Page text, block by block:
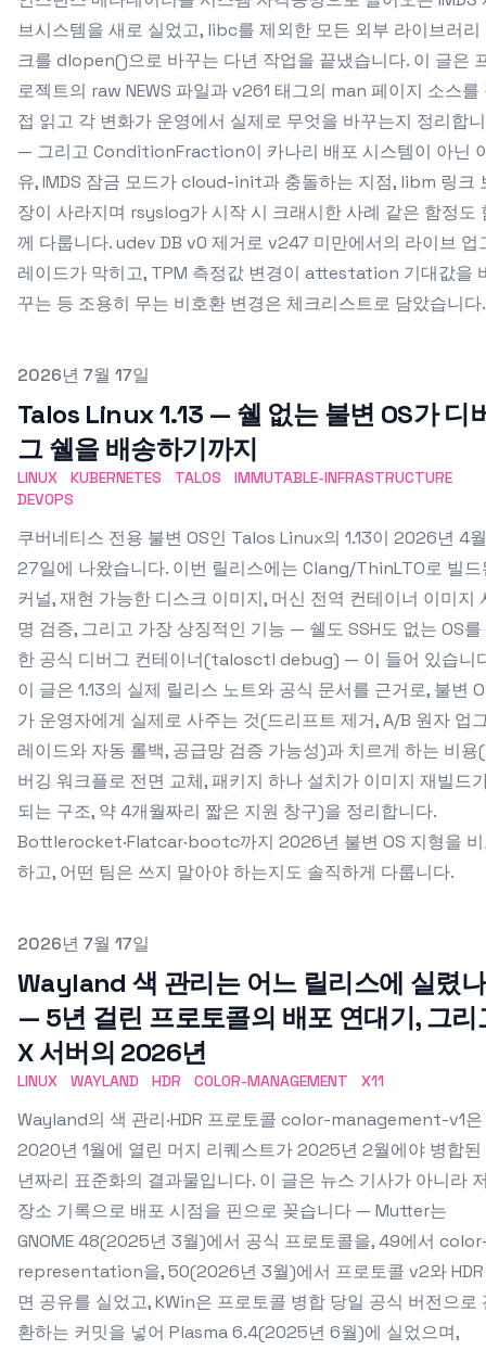
브시스템을 새로 실었고, libc를 제외한 모든 외부 라이브러리
크를 dlopen()으로 바꾸는 다년 작업을 끝냈습니다. 이 글은
로젝트의 raw NEWS 파일과 v261 태그의 man 페이지 소스를
접 읽고 각 변화가 운영에서 실제로 무엇을 바꾸는지 정리합
— 그리고 ConditionFraction이 카나리 배포 시스템이 아닌
유, IMDS 잠금 모드가 cloud-init과 충돌하는 지점, libm 링크
장이 사라지며 rsyslog가 시작 시 크래시한 사례 같은 함정도
께 다룹니다. udev DB v0 제거로 v247 미만에서의 라이브 업
레이드가 막히고, TPM 측정값 변경이 attestation 기대값을
꾸는 등 조용히 무는 비호환 변경은 체크리스트로 담았습니다.
Published on
2026년 7월 17일
Talos Linux 1.13 — 쉘 없는 불변 OS가 디
그 쉘을 배송하기까지
LINUX KUBERNETES TALOS
IMMUTABLE-INFRASTRUCTURE
DEVOPS
쿠버네티스 전용 불변 OS인 Talos Linux의 1.13이 2026년 4월
27일에 나왔습니다. 이번 릴리스에는 Clang/ThinLTO로 빌드
커널, 재현 가능한 디스크 이미지, 머신 전역 컨테이너 이미지
명 검증, 그리고 가장 상징적인 기능 — 쉘도 SSH도 없는 OS를
한 공식 디버그 컨테이너(talosctl debug) — 이 들어 있습니
이 글은 1.13의 실제 릴리스 노트와 공식 문서를 근거로, 불변
가 운영자에게 실제로 사주는 것(드리프트 제거, A/B 원자 업
레이드와 자동 롤백, 공급망 검증 가능성)과 치르게 하는 비용
버깅 워크플로 전면 교체, 패키지 하나 설치가 이미지 재빌드
되는 구조, 약 4개월짜리 짧은 지원 창구)을 정리합니다.
Bottlerocket·Flatcar·bootc까지 2026년 불변 OS 지형을
하고, 어떤 팀은 쓰지 말아야 하는지도 솔직하게 다룹니다.
Published on
2026년 7월 17일
Wayland 색 관리는 어느 릴리스에 실렸나
— 5년 걸린 프로토콜의 배포 연대기, 그리
X 서버의 2026년
LINUX WAYLAND HDR COLOR-MANAGEMENT X11
Wayland의 색 관리·HDR 프로토콜 color-management-v1은
2020년 1월에 열린 머지 리퀘스트가 2025년 2월에야 병합
년짜리 표준화의 결과물입니다. 이 글은 뉴스 기사가 아니라
장소 기록으로 배포 시점을 핀으로 꽂습니다 — Mutter는
GNOME 48(2025년 3월)에서 공식 프로토콜을, 49에서
representation을, 50(2026년 3월)에서 프로토콜 v2와
면 공유를 실었고, KWin은 프로토콜 병합 당일 공식 버전으로
환하는 커밋을 넣어 Plasma 6.4(2025년 6월)에 실었으며,